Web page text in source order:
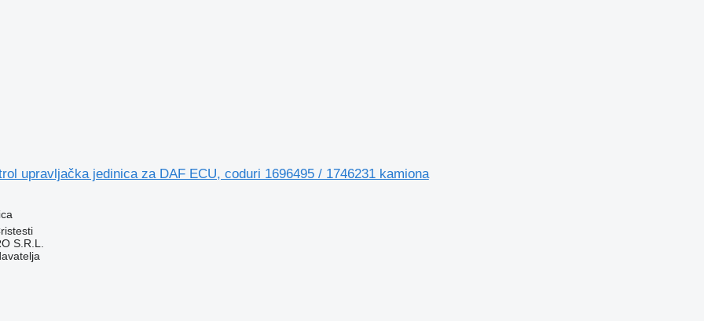
upravljačka jedinica za DAF ECU, coduri 1696495 / 1746231 kamiona
S.R.L.